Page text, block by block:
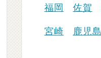
福岡 佐賀
宮崎 鹿児島